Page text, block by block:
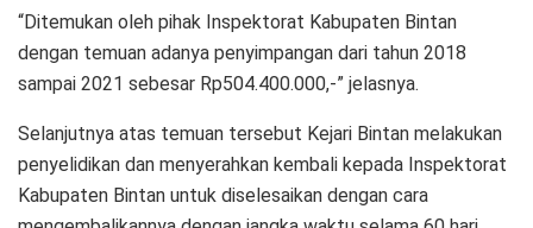
“Ditemukan oleh pihak Inspektorat Kabupaten Bintan
dengan temuan adanya penyimpangan dari tahun 2018
sampai 2021 sebesar Rp504.400.000,-” jelasnya.
Selanjutnya atas temuan tersebut Kejari Bintan melakukan
penyelidikan dan menyerahkan kembali kepada Inspektorat
Kabupaten Bintan untuk diselesaikan dengan cara